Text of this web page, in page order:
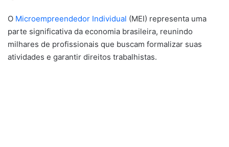
O Microempreendedor Individual (MEI) representa uma
parte significativa da economia brasileira, reunindo
milhares de profissionais que buscam formalizar suas
atividades e garantir direitos trabalhistas.